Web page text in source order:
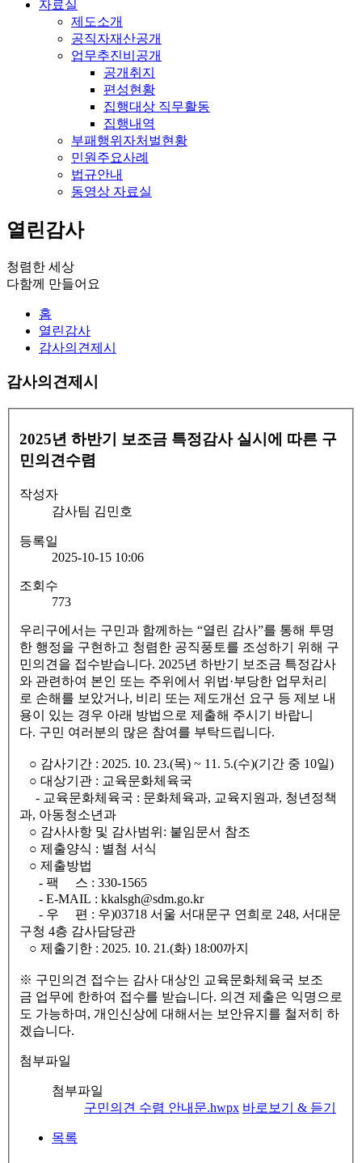
자료실
제도소개
공직자재산공개
업무추진비공개
공개취지
편성현황
집행대상 직무활동
집행내역
부패행위자처벌현황
민원주요사례
법규안내
동영상 자료실
열린감사
청렴한 세상
다함께 만들어요
홈
열린감사
감사의견제시
감사의견제시
2025년 하반기 보조금 특정감사 실시에 따른 구
민의견수렴
작성자
감사팀 김민호
등록일
2025-10-15 10:06
조회수
773
우리구에서는 구민과 함께하는 “열린 감사”를 통해 투명
한 행정을 구현하고 청렴한 공직풍토를 조성하기 위해 구
민의견을 접수받습니다. 2025년 하반기 보조금 특정감사
와 관련하여 본인 또는 주위에서 위법·부당한 업무처리
로 손해를 보았거나, 비리 또는 제도개선 요구 등 제보 내
용이 있는 경우 아래 방법으로 제출해 주시기 바랍니
다. 구민 여러분의 많은 참여를 부탁드립니다.
○ 감사기간 : 2025. 10. 23.(목) ~ 11. 5.(수)(기간 중 10일)
○ 대상기관 : 교육문화체육국
- 교육문화체육국 : 문화체육과, 교육지원과, 청년정책
과, 아동청소년과
○ 감사사항 및 감사범위: 붙임문서 참조
○ 제출양식 : 별첨 서식
○ 제출방법
- 팩 스 : 330-1565
- E-MAIL : kkalsgh@sdm.go.kr
- 우 편 : 우)03718 서울 서대문구 연희로 248, 서대문
구청 4층 감사담당관
○ 제출기한 : 2025. 10. 21.(화) 18:00까지
※ 구민의견 접수는 감사 대상인 교육문화체육국 보조
금 업무에 한하여 접수를 받습니다. 의견 제출은 익명으로
도 가능하며, 개인신상에 대해서는 보안유지를 철저히 하
겠습니다.
첨부파일
첨부파일
구민의견 수렴 안내문.hwpx 바로보기 & 듣기
목록